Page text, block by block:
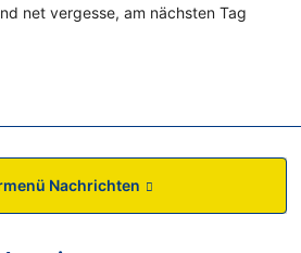
net vergesse, am nächsten Tag
Nachrichten